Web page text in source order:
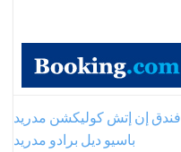
فندق إن إتش كوليكشن مدريد
باسيو ديل برادو مدريد